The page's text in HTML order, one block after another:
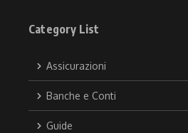
Category List
Assicurazioni
Banche e Conti
Guide